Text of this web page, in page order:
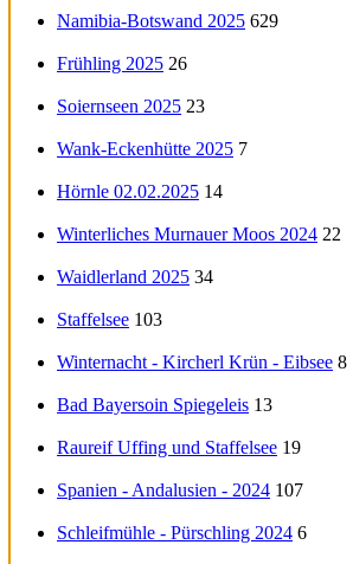
Namibia-Botswand 2025 629
Frühling 2025 26
Soiernseen 2025 23
Wank-Eckenhütte 2025 7
Hörnle 02.02.2025 14
Winterliches Murnauer Moos 2024 22
Waidlerland 2025 34
Staffelsee 103
Winternacht - Kircherl Krün - Eibsee 8
Bad Bayersoin Spiegeleis 13
Raureif Uffing und Staffelsee 19
Spanien - Andalusien - 2024 107
Schleifmühle - Pürschling 2024 6